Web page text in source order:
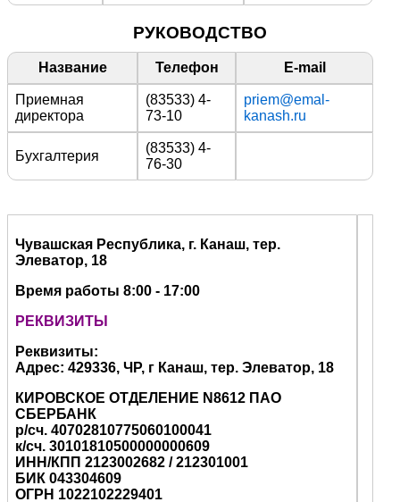
РУКОВОДСТВО
Название Телефон E-mail
Приемная
директора
(83533) 4-
73-10
priem@emal-
kanash.ru
Бухгалтерия
(83533) 4-
76-30
Чувашская Республика, г. Канаш, тер.
Элеватор, 18
Время работы 8:00 - 17:00
РЕКВИЗИТЫ
Реквизиты:
Адрес: 429336, ЧР, г Канаш, тер. Элеватор, 18
КИРОВСКОЕ ОТДЕЛЕНИЕ N8612 ПАО
СБЕРБАНК
р/сч. 40702810775060100041
к/сч. 30101810500000000609
ИНН/КПП 2123002682 / 212301001
БИК 043304609
ОГРН 1022102229401